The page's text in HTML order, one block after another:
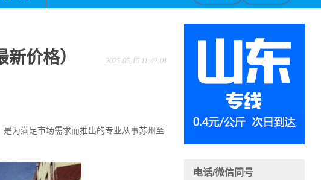
价格） 2025-05-15 11:42:01
为满足市场需求而推出的专业从事苏州至
电话/微信同号